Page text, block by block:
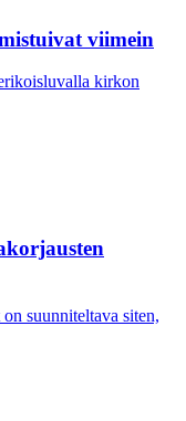
viimein
kirkon
suunniteltava siten,